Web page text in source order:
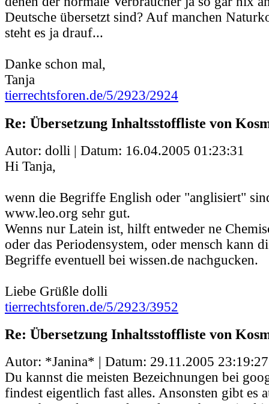
Deutsche übersetzt sind? Auf manchen
steht es ja drauf...
Danke schon mal,
Tanja
tierrechtsforen.de/5/2923/2924
Re: Übersetzung Inhaltsstoffliste von
Autor: dolli | Datum: 16.04.2005 01:23:31
Hi Tanja,
wenn die Begriffe English oder "anglisiert"
www.leo.org sehr gut.
Wenns nur Latein ist, hilft entweder ne
oder das Periodensystem, oder mensch kann
Begriffe eventuell bei wissen.de nachgucken.
Liebe Grüßle dolli
tierrechtsforen.de/5/2923/3952
Re: Übersetzung Inhaltsstoffliste von
Autor: *Janina* | Datum: 29.11.2005 23:19:27
Du kannst die meisten Bezeichnungen bei
findest eigentlich fast alles. Ansonsten gibt es